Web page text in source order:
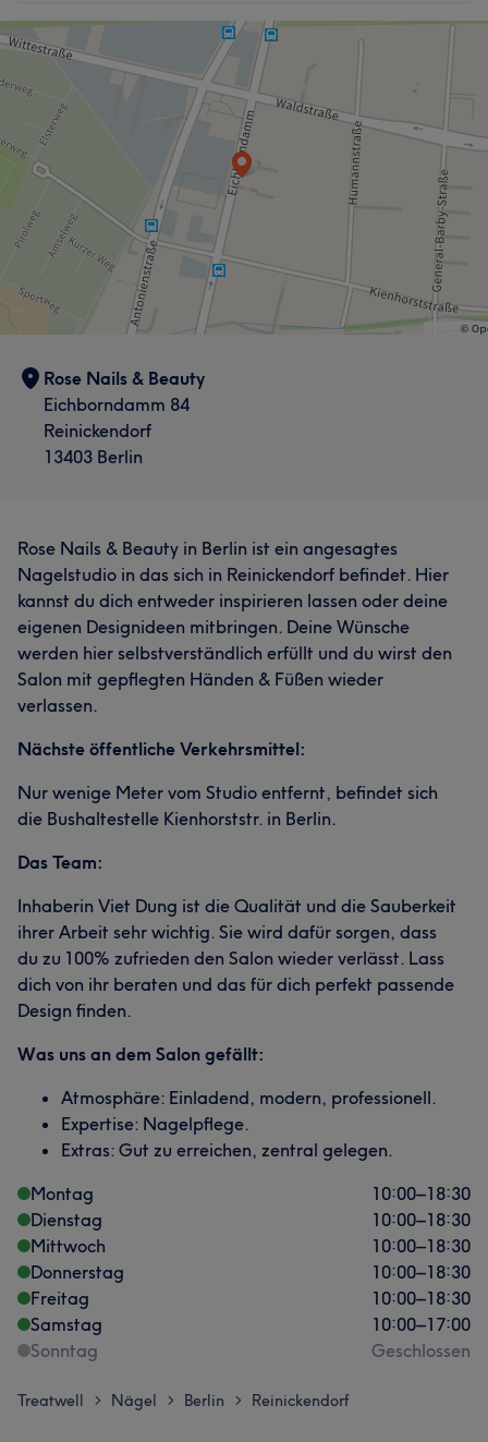
Was unsere Kunden über Nhung sagen
Professionell
Rose Nails & Beauty
Eichborndamm 84
Reinickendorf
13403 Berlin
Rose Nails & Beauty in Berlin ist ein angesagtes
Nagelstudio in das sich in Reinickendorf befindet. Hier
kannst du dich entweder inspirieren lassen oder deine
eigenen Designideen mitbringen. Deine Wünsche
werden hier selbstverständlich erfüllt und du wirst den
Salon mit gepflegten Händen & Füßen wieder
verlassen.
Nächste öffentliche Verkehrsmittel:
Nur wenige Meter vom Studio entfernt, befindet sich
die Bushaltestelle Kienhorststr. in Berlin.
Das Team:
Inhaberin Viet Dung ist die Qualität und die Sauberkeit
ihrer Arbeit sehr wichtig. Sie wird dafür sorgen, dass
du zu 100% zufrieden den Salon wieder verlässt. Lass
dich von ihr beraten und das für dich perfekt passende
Design finden.
Was uns an dem Salon gefällt:
Atmosphäre: Einladend, modern, professionell.
Expertise: Nagelpflege.
Extras: Gut zu erreichen, zentral gelegen.
Montag
10:00–18:30
Dienstag
10:00–18:30
Mittwoch
10:00–18:30
Donnerstag
10:00–18:30
Freitag
10:00–18:30
Samstag
10:00–17:00
Sonntag
Geschlossen
Treatwell > Nägel > Berlin > Reinickendorf